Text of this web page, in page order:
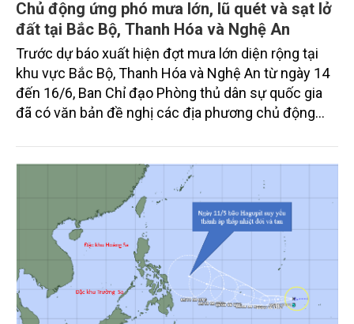
Chủ động ứng phó mưa lớn, lũ quét và sạt lở
đất tại Bắc Bộ, Thanh Hóa và Nghệ An
Trước dự báo xuất hiện đợt mưa lớn diện rộng tại
khu vực Bắc Bộ, Thanh Hóa và Nghệ An từ ngày 14
đến 16/6, Ban Chỉ đạo Phòng thủ dân sự quốc gia
đã có văn bản đề nghị các địa phương chủ động
chế thấp nhất thiệt hại do thiên tai gây ra.